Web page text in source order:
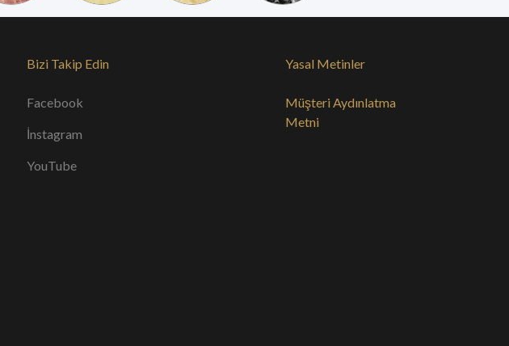
Bizi Takip Edin
Facebook
İnstagram
YouTube
Yasal Metinler
Müşteri Aydınlatma
Metni